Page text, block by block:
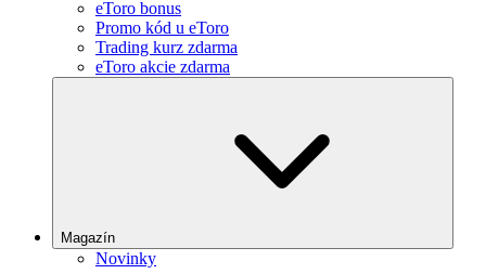
eToro bonus
Promo kód u eToro
Trading kurz zdarma
eToro akcie zdarma
Magazín
Novinky